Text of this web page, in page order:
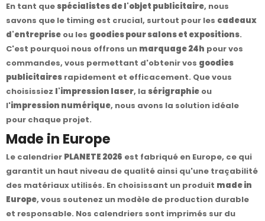
En tant quespécialistes de l'objet publicitaire, nous
savons que le timing est crucial, surtout pour les cadeaux
d'entreprise ou les goodies pour salons et expositions.
C'est pourquoi nous offrons un marquage 24h pour vos
commandes, vous permettant d'obtenir vos goodies
publicitaires rapidement et efficacement. Que vous
choisissiez l'impression laser, la sérigraphie ou
l'impression numérique, nous avons la solution idéale
pour chaque projet.
Made in Europe
Le calendrier PLANETE 2026 est fabriqué en Europe, ce qui
garantit un haut niveau de qualité ainsi qu'une traçabilité
des matériaux utilisés. En choisissant un produit made in
Europe, vous soutenez un modèle de production durable
et responsable. Nos calendriers sont imprimés sur du